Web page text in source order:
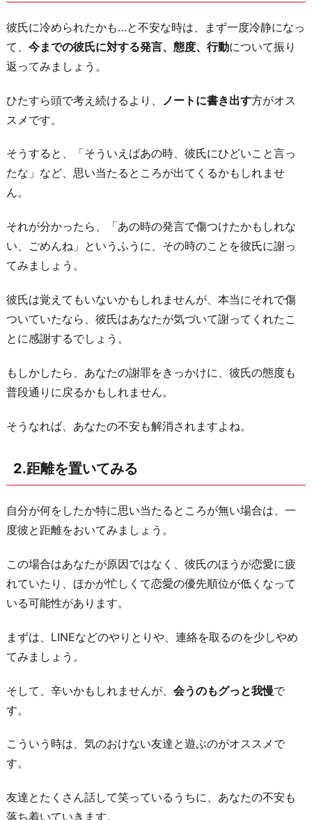
謝
る
2.
距
を
置
3.
恋
愛
お
け
る
女
の
違
に
つ
て
知
る
4.
ま
り
に
談
人
に
彼氏に冷められたかも…と不安な時は、まず一度冷静になっ
て、 今までの彼氏に対する発言、態度、行動について振り
返ってみましょう。
ひたすら頭で考え続けるより、 ノートに書き出す方がオス
スメです。
そうすると、「そういえばあの時、彼氏にひどいこと言っ
たな」など、思い当たるところが出てくるかもしれませ
ん。
それが分かったら、「あの時の発言で傷つけたかもしれな
い、ごめんね」というふうに、その時のことを彼氏に謝っ
てみましょう。
彼氏は覚えてもいないかもしれませんが、本当にそれで傷
ついていたなら、彼氏はあなたが気づいて謝ってくれたこ
とに感謝するでしょう。
もしかしたら、あなたの謝罪をきっかけに、彼氏の態度も
普段通りに戻るかもしれません。
そうなれば、あなたの不安も解消されますよね。
2.距離を置いてみる
自分が何をしたか特に思い当たるところが無い場合は、一
度彼と距離をおいてみましょう。
この場合はあなたが原因ではなく、彼氏のほうが恋愛に疲
れていたり、ほかが忙しくて恋愛の優先順位が低くなって
いる可能性があります。
まずは、LINEなどのやりとりや、連絡を取るのを少しやめ
てみましょう。
そして、辛いかもしれませんが、 会うのもグっと我慢で
す。
こういう時は、気のおけない友達と遊ぶのがオススメで
す。
友達とたくさん話して笑っているうちに、あなたの不安も
落ち着いていきます。